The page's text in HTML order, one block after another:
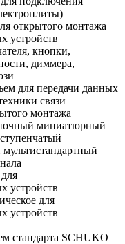
открытого монтажа
устройств
кнопки,
диммера,
для передачи данных
связи
монтажа
миниатюрный
устройств
для
устройств
стандарта SCHUKO